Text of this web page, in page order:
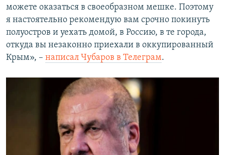
можете оказаться в своеобразном мешке. Поэтому
я настоятельно рекомендую вам срочно покинуть
полуостров и уехать домой, в Россию, в те города,
откуда вы незаконно приехали в оккупированный
Крым», – написал Чубаров в Телеграм.